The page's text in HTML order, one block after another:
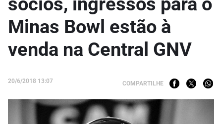
Minas Bowl estão à
venda na Central GNV
20/6/2018 13:07 COMPARTILHE